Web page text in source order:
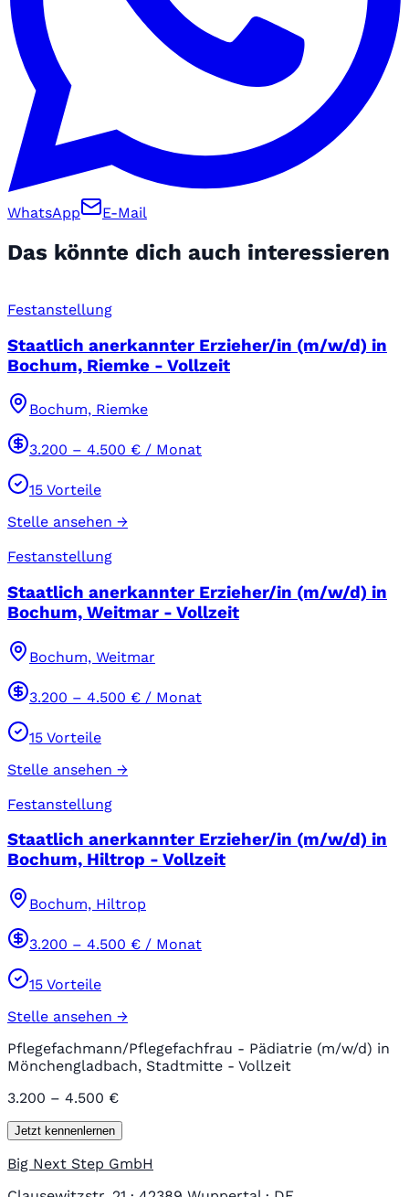
WhatsApp E-Mail
Das könnte dich auch interessieren
Festanstellung
Staatlich anerkannter Erzieher/in (m/w/d) in
Bochum, Riemke - Vollzeit
Bochum, Riemke
3.200 – 4.500 € / Monat
15 Vorteile
Stelle ansehen →
Festanstellung
Staatlich anerkannter Erzieher/in (m/w/d) in
Bochum, Weitmar - Vollzeit
Bochum, Weitmar
3.200 – 4.500 € / Monat
15 Vorteile
Stelle ansehen →
Festanstellung
Staatlich anerkannter Erzieher/in (m/w/d) in
Bochum, Hiltrop - Vollzeit
Bochum, Hiltrop
3.200 – 4.500 € / Monat
15 Vorteile
Stelle ansehen →
Pflegefachmann/Pflegefachfrau - Pädiatrie (m/w/d) in
Mönchengladbach, Stadtmitte - Vollzeit
3.200 – 4.500 €
Jetzt kennenlernen
Big Next Step GmbH